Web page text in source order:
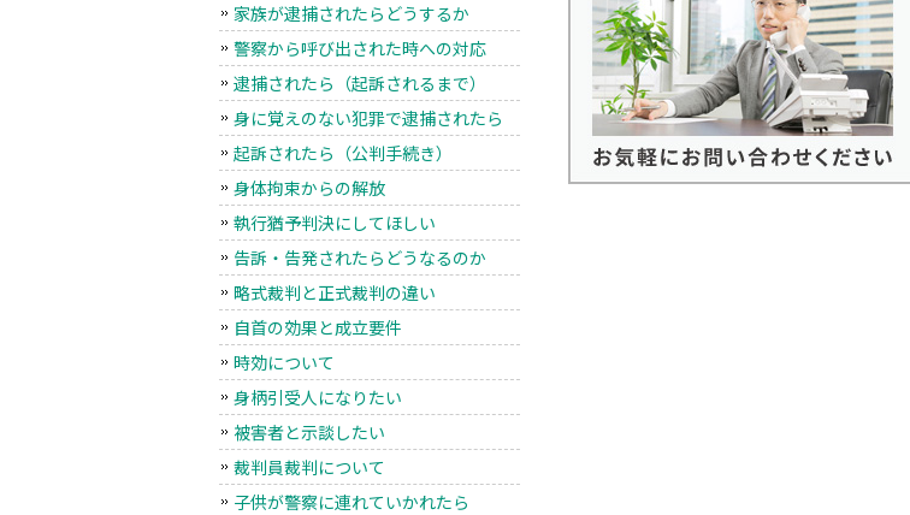
家族が逮捕されたらどうするか
警察から呼び出された時への対応
逮捕されたら（起訴されるまで）
身に覚えのない犯罪で逮捕されたら
起訴されたら（公判手続き）
身体拘束からの解放
執行猶予判決にしてほしい
告訴・告発されたらどうなるのか
略式裁判と正式裁判の違い
自首の効果と成立要件
時効について
身柄引受人になりたい
被害者と示談したい
裁判員裁判について
子供が警察に連れていかれたら